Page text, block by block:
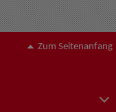
Zum Seitenanfang